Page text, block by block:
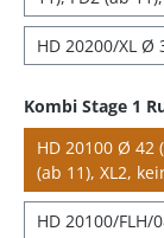
HD 20200/XL Ø
Kombi Stage 1
HD 20100 Ø 42
(ab 11), XL2,
HD 20100/